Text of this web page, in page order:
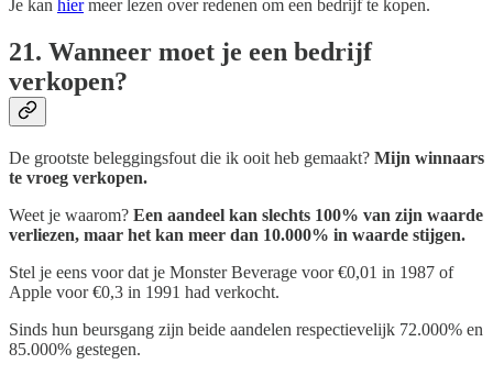
Je kan hiermeer lezen over redenen om een bedrijf te kopen.
21. Wanneer moet je een bedrijf
verkopen?
De grootste beleggingsfout die ik ooit heb gemaakt? Mijn winnaars
te vroeg verkopen.
Weet je waarom? Een aandeel kan slechts 100% van zijn waarde
verliezen, maar het kan meer dan 10.000% in waarde stijgen.
Stel je eens voor dat je Monster Beverage voor €0,01 in 1987 of
Apple voor €0,3 in 1991 had verkocht.
Sinds hun beursgang zijn beide aandelen respectievelijk 72.000% en
85.000% gestegen.